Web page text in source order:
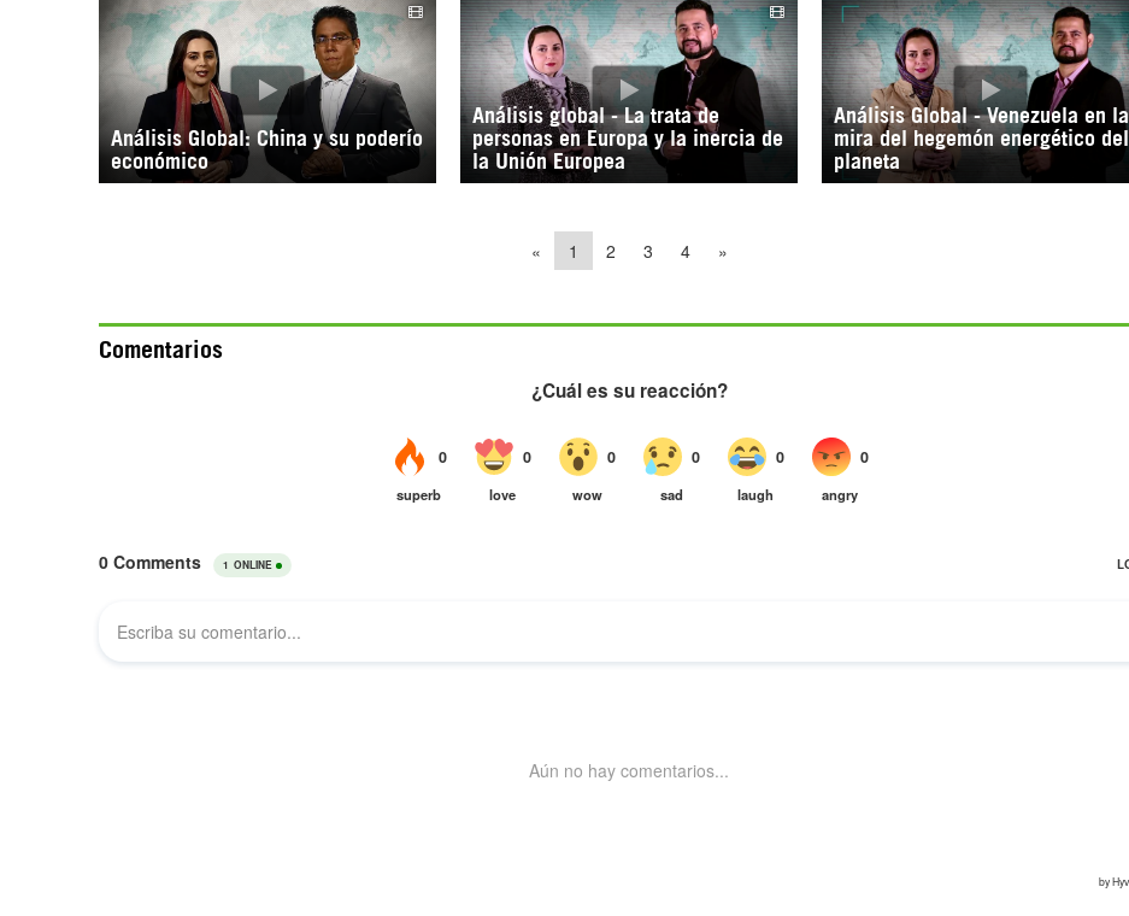
Análisis Global: China y su poderío
económico
Análisis global - La trata de
personas en Europa y la inercia de
la Unión Europea
Análisis Global - Venezuela en la
mira del hegemón energético del
planeta
« 1 2 3 4 »
Comentarios